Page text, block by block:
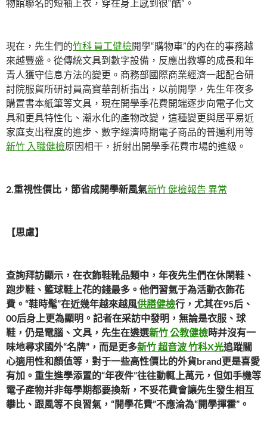
物館聯名的短袖上衣，穿在身上感到很“酷”。
現在，先生們的竹科 員工健檢開學“購物車”的內在的事務越
來越豐盛。從傳統文具到數字設備，反應出教導的成長和年
青人獲守信息方法的變更。商務部國際商業經濟一起配合研
討院服貿所研討員高寶華剖析指出，以前開學，先生年夜多
購置書本紙筆等文具，現在開學季花費開端逐步向電子化文
具和更具特性化、潮水化的產物改變，這種變更與居平易近
家庭支出程度的進步、數字經濟時期電子商品的普遍利用等
新竹 入職健檢原因相干，折射出開學季花費市場的進級。
2.重視性價比，節省成開學新風氣新竹 健檢報告 異常
【思慮】
查詢拜訪顯示，在衣飾鞋靴品類中，年夜先生們在休閑鞋、
跑步鞋、籃球鞋上花的錢最多。他們習氣于為活動衣飾花
費。“鞋時髦”在近幾年越來越風供膳健檢行，尤其在95后、
00后身上更為顯明。記者在采訪中發明，無論是衣服、球
鞋，仍是電腦、文具，先生在遴選新竹 公教健檢時并沒有一
味地尋求國外“名牌”，而是更多新竹 超音波竹科X光追蹤關
心適用性和顏值等，對于一些高性價比的外貨brand更是喜愛
有加。重生進學添置的“年夜件”往往動輒上萬元，但如手機等
電子產物并非每學期都要換新，不妥花費會讓先生發生相互
攀比、跟風等不良習氣，“開學花費”不應淪為“開學揮霍”。